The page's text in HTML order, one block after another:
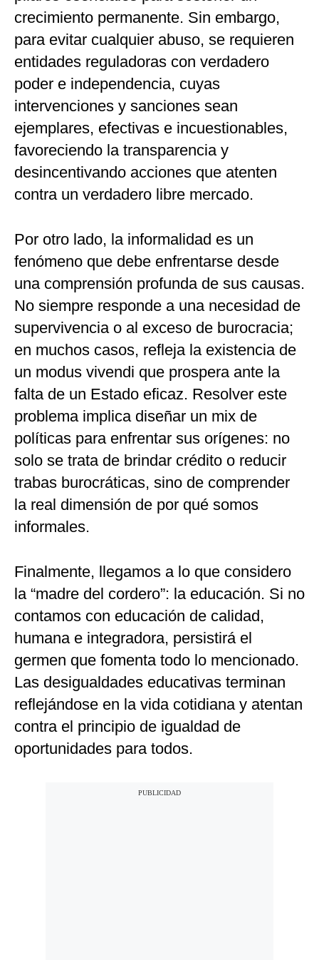
crecimiento permanente. Sin embargo,
para evitar cualquier abuso, se requieren
entidades reguladoras con verdadero
poder e independencia, cuyas
intervenciones y sanciones sean
ejemplares, efectivas e incuestionables,
favoreciendo la transparencia y
desincentivando acciones que atenten
contra un verdadero libre mercado.
Por otro lado, la informalidad es un
fenómeno que debe enfrentarse desde
una comprensión profunda de sus causas.
No siempre responde a una necesidad de
supervivencia o al exceso de burocracia;
en muchos casos, refleja la existencia de
un modus vivendi que prospera ante la
falta de un Estado eficaz. Resolver este
problema implica diseñar un mix de
políticas para enfrentar sus orígenes: no
solo se trata de brindar crédito o reducir
trabas burocráticas, sino de comprender
la real dimensión de por qué somos
informales.
Finalmente, llegamos a lo que considero
la “madre del cordero”: la educación. Si no
contamos con educación de calidad,
humana e integradora, persistirá el
germen que fomenta todo lo mencionado.
Las desigualdades educativas terminan
reflejándose en la vida cotidiana y atentan
contra el principio de igualdad de
oportunidades para todos.